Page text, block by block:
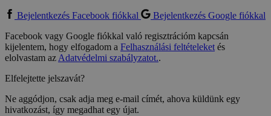
Bejelentkezés Facebook fiókkal
Bejelentkezés Google fiókkal
Facebook vagy Google fiókkal való regisztrációm kapcsán
kijelentem, hogy elfogadom a Felhasználási feltételeketés
elolvastam azAdatvédelmi szabályzatot..
Elfelejtette jelszavát?
Ne aggódjon, csak adja meg e-mail címét, ahova küldünk egy
hivatkozást, így megadhat egy újat.